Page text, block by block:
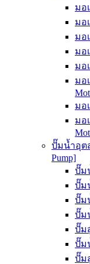
มอ
มอ
มอ
มอ
มอ
มอ
มอ
มอ
ปั๊มน้ำอุต
Pump]
ปั๊ม
ปั๊ม
ปั๊ม
ปั๊ม
ปั๊ม
ปั๊ม
ปั๊ม